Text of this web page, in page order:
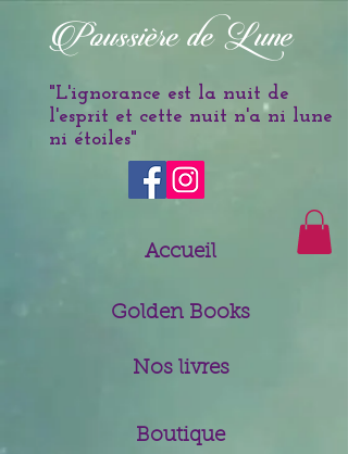
Poussière de Lune
"L'ignorance est la nuit de
l'esprit et cette nuit n'a ni lune
ni étoiles"
Accueil
Golden Books
Nos livres
Boutique